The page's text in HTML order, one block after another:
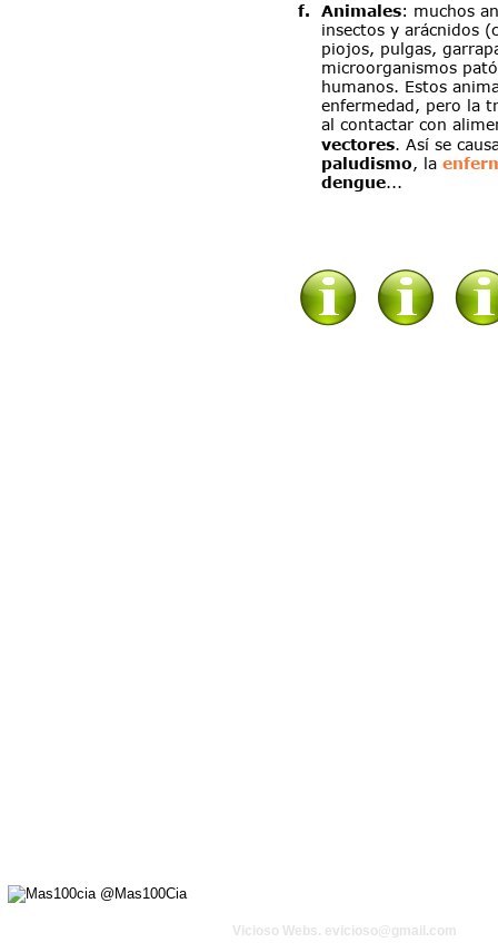
f. Animales: muchos
insectos y arácnidos
piojos, pulgas,
microorganismos
humanos. Estos
enfermedad, pero la
al contactar con
vectores. Así se
paludismo, la
dengue...
Vicioso Webs. evicioso@gmail.com